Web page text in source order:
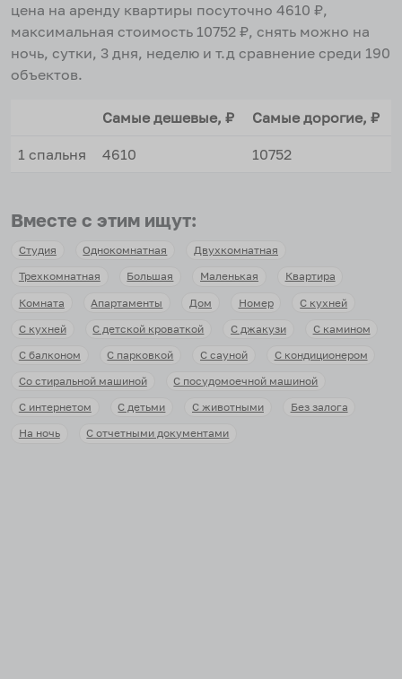
цена на аренду квартиры посуточно 4610 ₽,
максимальная стоимость 10752 ₽, снять можно на
ночь, сутки, 3 дня, неделю и т.д сравнение среди 190
объектов.
Самые дешевые, ₽ Самые дорогие, ₽
1 спальня 4610 10752
Вместе с этим ищут:
Студия Однокомнатная
Двухкомнатная
Трехкомнатная
Большая Маленькая
Квартира
Комната
Апартаменты Дом Номер
С кухней
С кухней
С детской кроваткой С джакузи
С камином
С балконом
С парковкой С сауной
С кондиционером
Со стиральной машиной
С посудомоечной машиной
С интернетом
С детьми С животными
Без залога
На ночь
С отчетными документами